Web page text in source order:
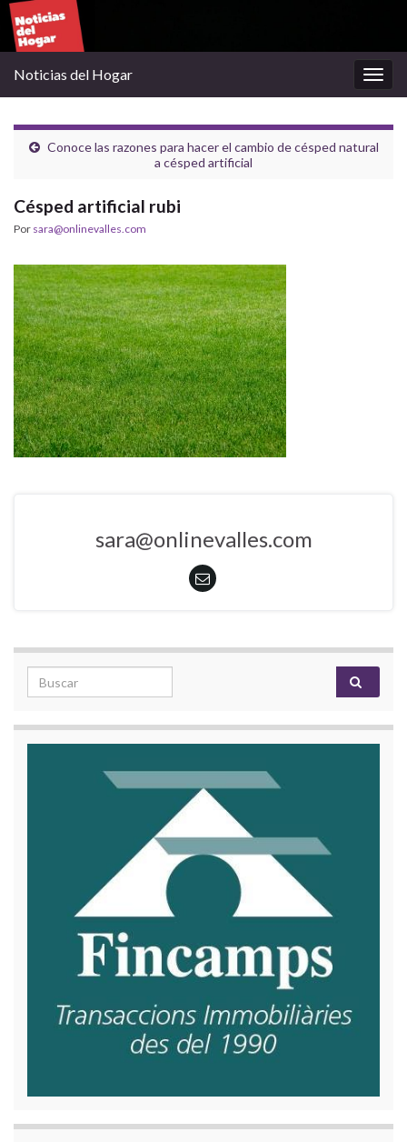
la
Noticias del Hogar
Conoce las razones para hacer el cambio de césped natural
a césped artificial
Césped artificial rubi
Por sara@onlinevalles.com
sara@onlinevalles.com
Search for: